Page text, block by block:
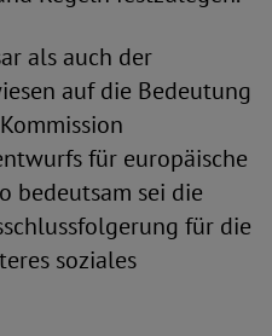
als auch der
auf die Bedeutung
für europäische
bedeutsam sei die
für die
soziales